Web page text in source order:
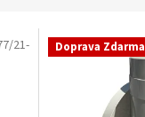
21- Doprava Zdarma